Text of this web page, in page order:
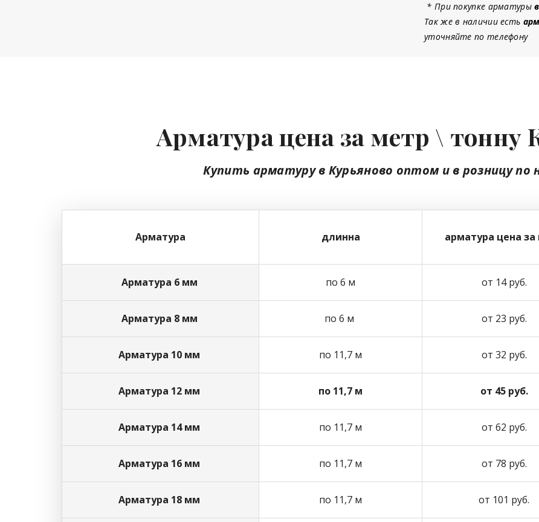
* При покупке арматуры
Так же в наличии есть
уточняйте по телефону
Арматура цена за метр \ тонну
Купить арматуру в Курьяново оптоми в розницупо
Арматура длинна арматура цена за
Арматура 6 мм по 6 м от 14 руб.
Арматура 8 мм по 6 м от 23 руб.
Арматура 10 мм по 11,7 м от 32 руб.
Арматура 12 мм по 11,7 м от 45 руб.
Арматура 14 мм по 11,7 м от 62 руб.
Арматура 16 мм по 11,7 м от 78 руб.
Арматура 18 мм по 11,7 м от 101 руб.